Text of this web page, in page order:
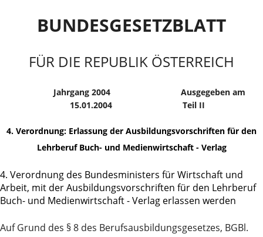
BUNDESGESETZBLATT
FÜR DIE REPUBLIK ÖSTERREICH
Jahrgang 2004
Ausgegeben am
15.01.2004
Teil II
4. Verordnung: Erlassung der Ausbildungsvorschriften für den
Lehrberuf Buch- und Medienwirtschaft - Verlag
4. Verordnung des Bundesministers für Wirtschaft und
Arbeit, mit der Ausbildungsvorschriften für den Lehrberuf
Buch- und Medienwirtschaft - Verlag erlassen werden
Auf Grund des § 8 des Berufsausbildungsgesetzes, BGBl.